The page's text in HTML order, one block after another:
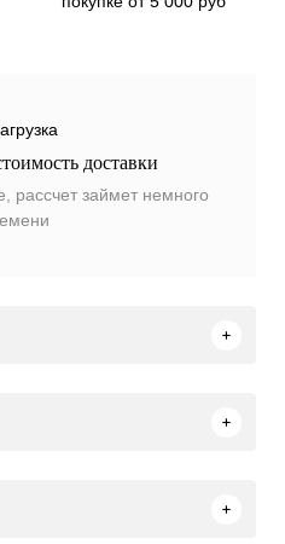
доставки
рассчет займет немного